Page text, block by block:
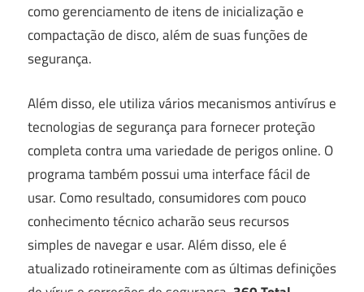
como gerenciamento de itens de inicialização e
compactação de disco, além de suas funções de
segurança.
Além disso, ele utiliza vários mecanismos antivírus e
tecnologias de segurança para fornecer proteção
completa contra uma variedade de perigos online. O
programa também possui uma interface fácil de
usar. Como resultado, consumidores com pouco
conhecimento técnico acharão seus recursos
simples de navegar e usar. Além disso, ele é
atualizado rotineiramente com as últimas definições